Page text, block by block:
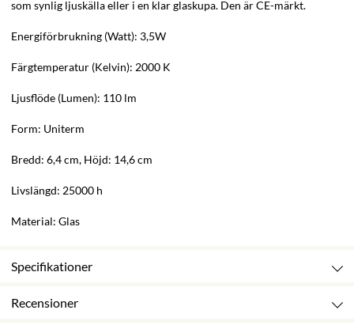
som synlig ljuskälla eller i en klar glaskupa. Den är CE-märkt.
Energiförbrukning (Watt): 3,5W
Färgtemperatur (Kelvin): 2000 K
Ljusflöde (Lumen): 110 lm
Form: Uniterm
Bredd: 6,4 cm, Höjd: 14,6 cm
Livslängd: 25000 h
Material: Glas
Specifikationer
Recensioner